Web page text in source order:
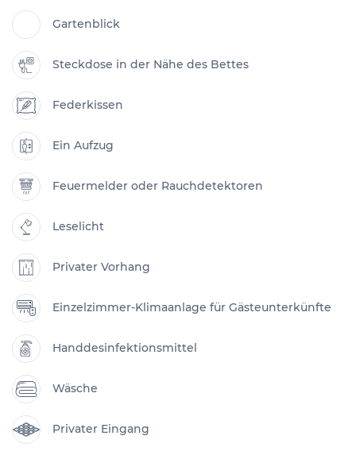
Gartenblick
Steckdose in der Nähe des Bettes
Federkissen
Ein Aufzug
Feuermelder oder Rauchdetektoren
Leselicht
Privater Vorhang
Einzelzimmer-Klimaanlage für Gästeunterkünfte
Handdesinfektionsmittel
Wäsche
Privater Eingang